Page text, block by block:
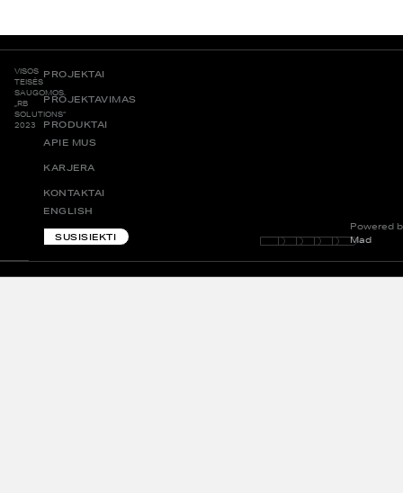
VISOS
TEISĖS
SAUGOMOS.
„RB
SOLUTIONS“
2023
PROJEKTAI
PROJEKTAVIMAS
PRODUKTAI
APIE MUS
KARJERA
KONTAKTAI
ENGLISH
SUSISIEKTI
Powered
Mad